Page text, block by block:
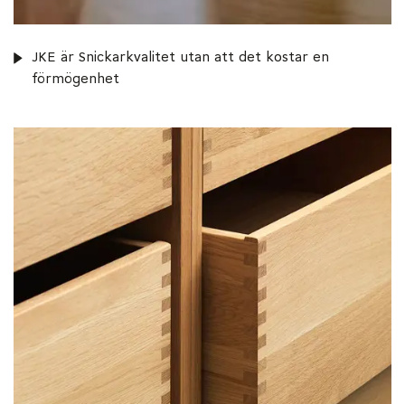
JKE är Snickarkvalitet utan att det kostar en
förmögenhet